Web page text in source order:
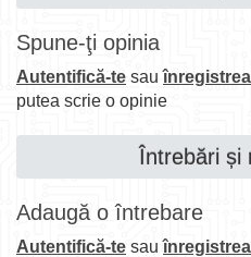
Spune-ţi opinia
Autentifică-te sau
putea scrie o opinie
Întrebări și
Adaugă o întrebare
Autentifică-te sau